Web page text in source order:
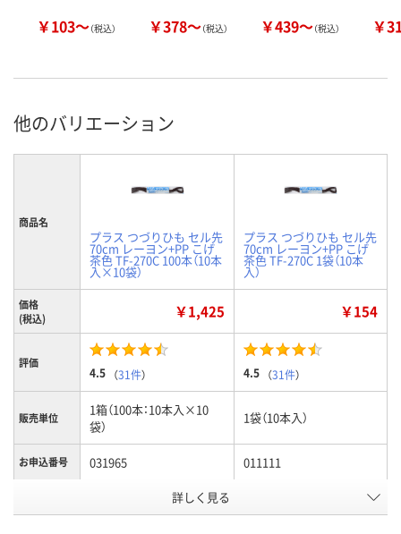
￥103～（税込） ￥378～（税込） ￥439～（税込） ￥
他のバリエーション
商品名
プラス つづりひも セル先
70cm レーヨン+PP こげ
茶色 TF-270C 100本（10本
入×10袋）
プラス つづりひも セル先
70cm レーヨン+PP こげ
茶色 TF-270C 1袋（10本
入）
価格
(税込)
￥1,425 ￥154
評価
4.5 （31件） 4.5 （31件）
販売単位
1箱（100本：10本入×10
袋）
1袋（10本入）
お申込番号 031965 011111
詳しく見る